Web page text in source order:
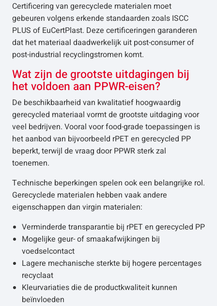
Certificering van gerecyclede materialen moet
gebeuren volgens erkende standaarden zoals ISCC
PLUS of EuCertPlast. Deze certificeringen garanderen
dat het materiaal daadwerkelijk uit post-consumer of
post-industrial recyclingstromen komt.
Wat zijn de grootste uitdagingen bij
het voldoen aan PPWR-eisen?
De beschikbaarheid van kwalitatief hoogwaardig
gerecycled materiaal vormt de grootste uitdaging voor
veel bedrijven. Vooral voor food-grade toepassingen is
het aanbod van bijvoorbeeld rPET en gerecycled PP
beperkt, terwijl de vraag door PPWR sterk zal
toenemen.
Technische beperkingen spelen ook een belangrijke rol.
Gerecyclede materialen hebben vaak andere
eigenschappen dan virgin materialen:
Verminderde transparantie bij rPET en gerecycled PP
Mogelijke geur- of smaakafwijkingen bij
voedselcontact
Lagere mechanische sterkte bij hogere percentages
recyclaat
Kleurvariaties die de productkwaliteit kunnen
beïnvloeden